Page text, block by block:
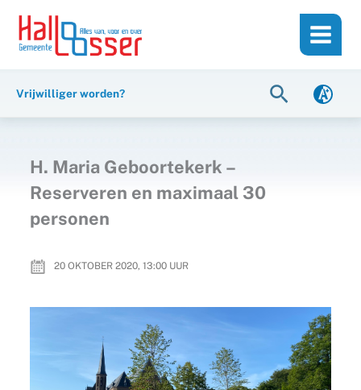
inhoud
naar
Vrijwilliger worden? Zoeken
H. Maria Geboortekerk –
Reserveren en maximaal 30
personen
20 OKTOBER 2020, 13:00UUR